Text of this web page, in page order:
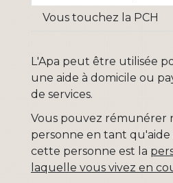
Vous touchez la PCH
L'Apa peut être utilisée
une aide à domicile ou
de services.
Vous pouvez rémunérer
personne en tant qu'aide
cette personne est la
laquelle vous vivez en